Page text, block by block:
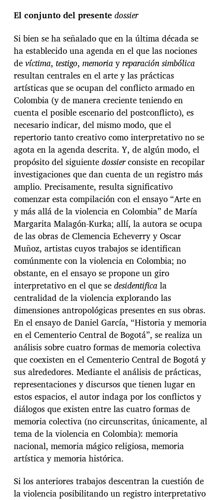
El conjunto del presentedossier
Si bien se ha señalado que en la última década se
ha establecido una agenda en el que las nociones
devíctima, testigo, memoriayreparación simbólica
resultan centrales en el arte y las prácticas
artísticas que se ocupan del conflicto armado en
Colombia (y de manera creciente teniendo en
cuenta el posible escenario del postconflicto), es
necesario indicar, del mismo modo, que el
repertorio tanto creativo como interpretativo no se
agota en la agenda descrita. Y, de algún modo, el
propósito del siguientedossierconsiste en recopilar
investigaciones que dan cuenta de un registro más
amplio. Precisamente, resulta significativo
comenzar esta compilación con el ensayo “Arte en
y más allá de la violencia en Colombia” de María
Margarita Malagón-Kurka; allí, la autora se ocupa
de las obras de Clemencia Echeverry y Oscar
Muñoz, artistas cuyos trabajos se identifican
comúnmente con la violencia en Colombia; no
obstante, en el ensayo se propone un giro
interpretativo en el que sedesidentificala
centralidad de la violencia explorando las
dimensiones antropológicas presentes en sus obras.
En el ensayo de Daniel García, “Historia y memoria
en el Cementerio Central de Bogotá”, se realiza un
análisis sobre cuatro formas de memoria colectiva
que coexisten en el Cementerio Central de Bogotá y
sus alrededores. Mediante el análisis de prácticas,
representaciones y discursos que tienen lugar en
estos espacios, el autor indaga por los conflictos y
diálogos que existen entre las cuatro formas de
memoria colectiva (no circunscritas, únicamente, al
tema de la violencia en Colombia): memoria
nacional, memoria mágico religiosa, memoria
artística y memoria histórica.
Si los anteriores trabajos descentran la cuestión de
la violencia posibilitando un registro interpretativo